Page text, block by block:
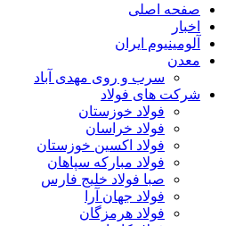
صفحه اصلی
اخبار
آلومینیوم ایران
معدن
سرب و روی مهدی آباد
شرکت های فولاد
فولاد خوزستان
فولاد خراسان
فولاد اکسین خوزستان
فولاد مبارکه سپاهان
صبا فولاد خلیج فارس
فولاد جهان آرا
فولاد هرمزگان